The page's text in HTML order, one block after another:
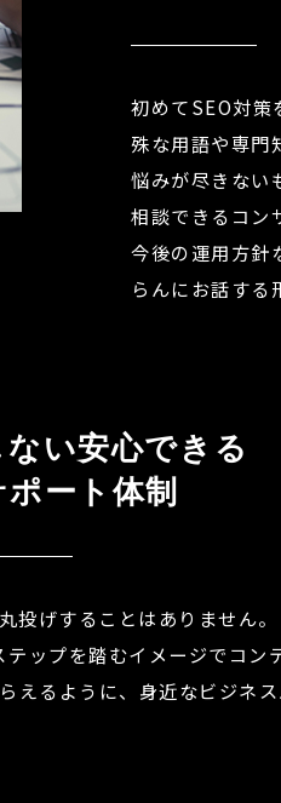
初めてSEO対策
殊な用語や専門
悩みが尽きない
相談できるコン
今後の運用方針
らんにお話する
い安心できる
ート体制
げすることはありません。
ップを踏むイメージでコン
えるように、身近なビジネ